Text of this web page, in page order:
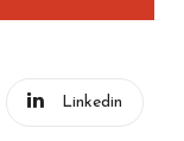
Linkedin